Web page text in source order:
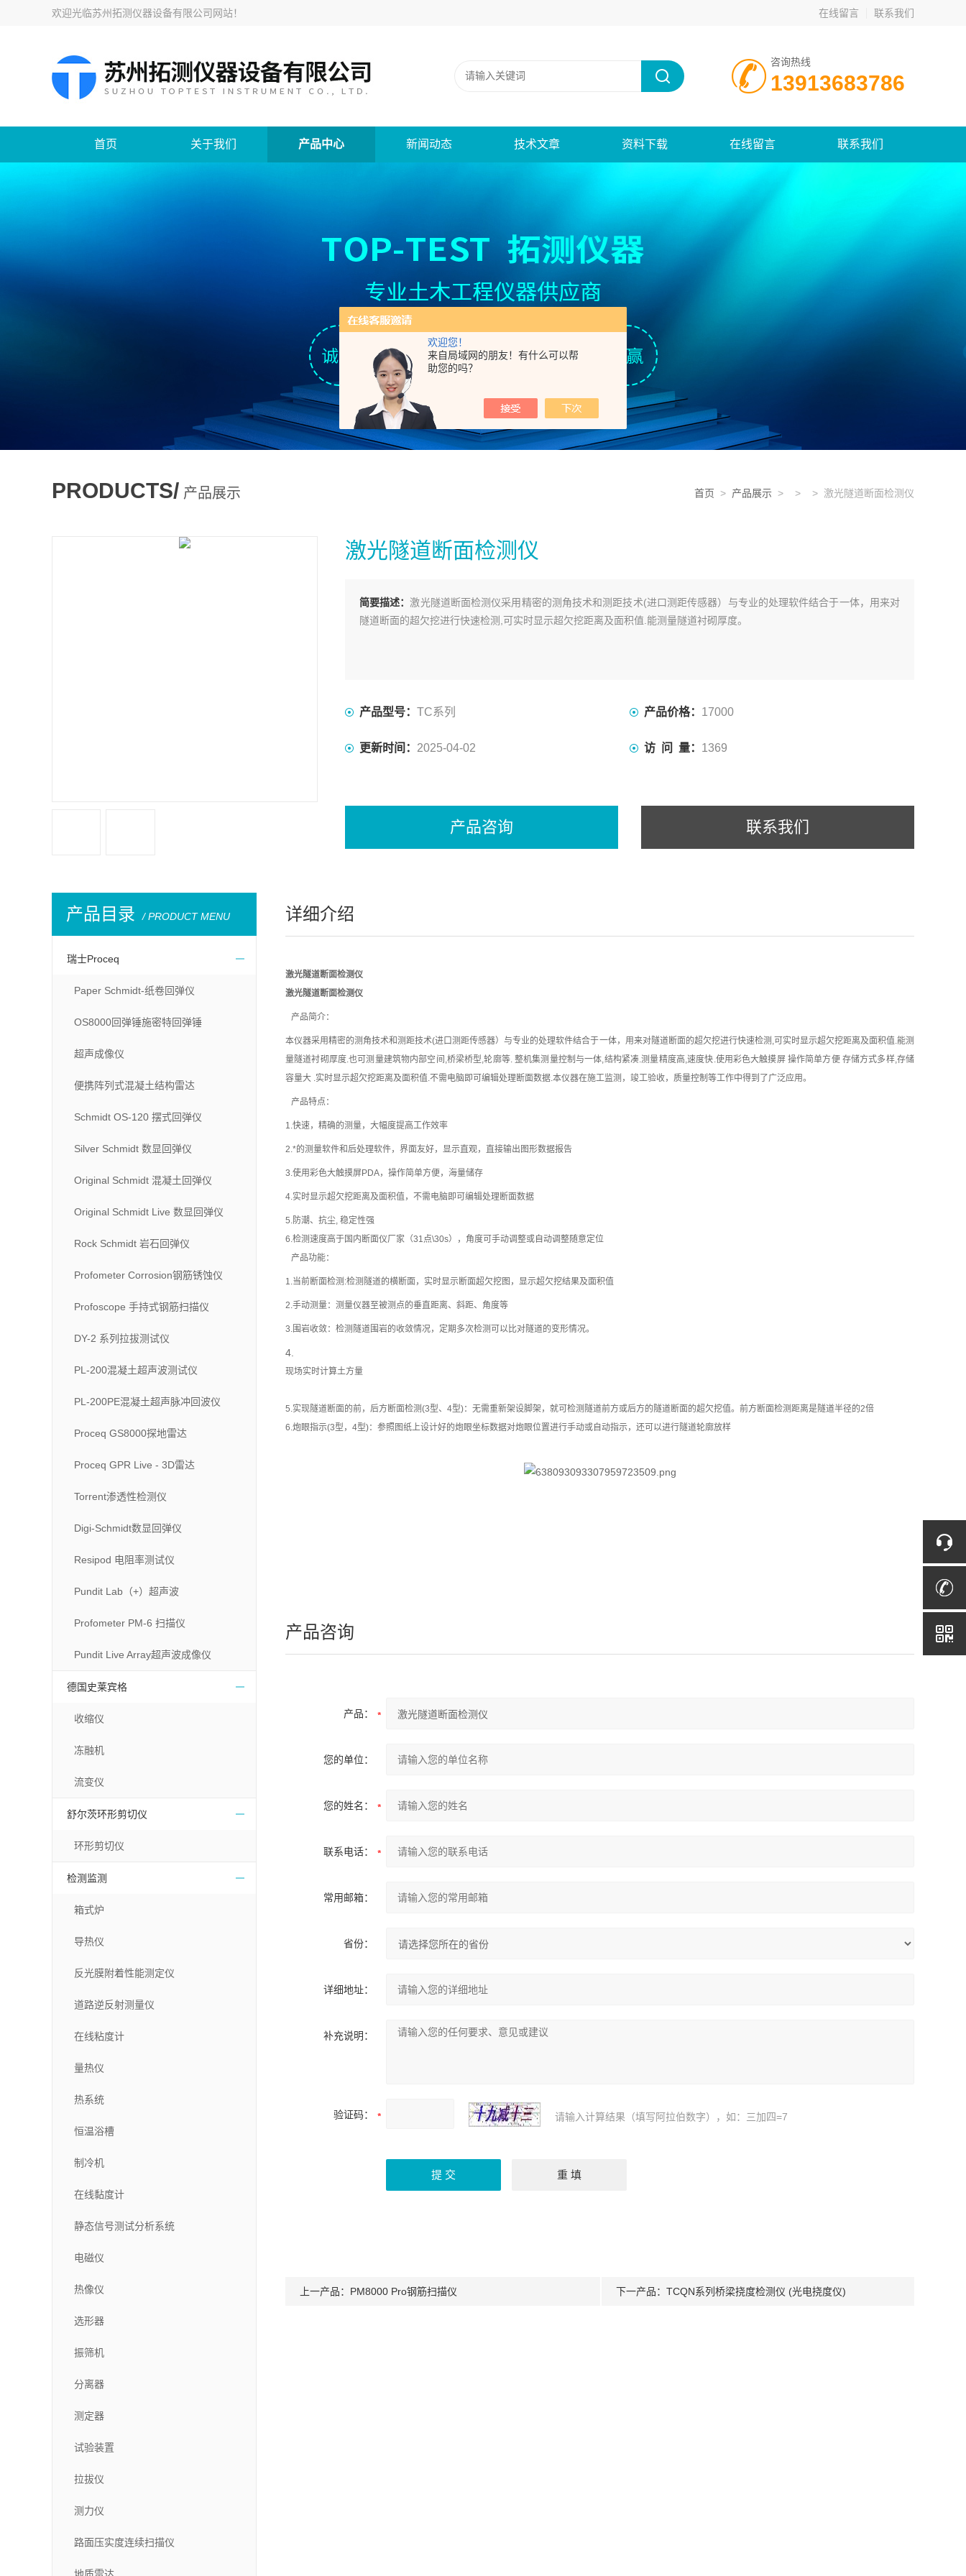
欢迎您！
来自局域网的朋友！有什么可以帮
助您的吗？
欢迎光临苏州拓测仪器设备有限公司网站！ 在线留言 联系我们
咨询热线
13913683786
首页 关于我们 产品中心 新闻动态 技术文章 资料下载 在线留言 联系我们
PRODUCTS/ 产品展示 首页 > 产品展示 > > > 激光隧道断面检测仪
激光隧道断面检测仪
简要描述： 激光隧道断面检测仪采用精密的测角技术和测距技术(进口测距传感器）与专业的处理软件结合于一体，用来对
隧道断面的超欠挖进行快速检测,可实时显示超欠挖距离及面积值.能测量隧道衬砌厚度。
产品型号： TC系列 产品价格： 17000
更新时间： 2025-04-02 访 问 量： 1369
产品咨询 联系我们
产品目录 / PRODUCT MENU
瑞士Proceq
Paper Schmidt-纸卷回弹仪
OS8000回弹锤施密特回弹锤
超声成像仪
便携阵列式混凝土结构雷达
Schmidt OS-120 摆式回弹仪
Silver Schmidt 数显回弹仪
Original Schmidt 混凝土回弹仪
Original Schmidt Live 数显回弹仪
Rock Schmidt 岩石回弹仪
Profometer Corrosion钢筋锈蚀仪
Profoscope 手持式钢筋扫描仪
DY-2 系列拉拔测试仪
PL-200混凝土超声波测试仪
PL-200PE混凝土超声脉冲回波仪
Proceq GS8000探地雷达
Proceq GPR Live - 3D雷达
Torrent渗透性检测仪
Digi-Schmidt数显回弹仪
Resipod 电阻率测试仪
Pundit Lab（+）超声波
Profometer PM-6 扫描仪
Pundit Live Array超声波成像仪
德国史莱宾格
收缩仪
冻融机
流变仪
舒尔茨环形剪切仪
环形剪切仪
检测监测
箱式炉
导热仪
反光膜附着性能测定仪
道路逆反射测量仪
在线粘度计
量热仪
热系统
恒温浴槽
制冷机
在线黏度计
静态信号测试分析系统
电磁仪
热像仪
选形器
振筛机
分离器
测定器
试验装置
拉拔仪
测力仪
路面压实度连续扫描仪
详细介绍
激光隧道断面检测仪
激光隧道断面检测仪
产品简介：
本仪器采用精密的测角技术和测距技术(进口测距传感器）与专业的处理软件结合于一体，用来对隧道断面的超欠挖进行快速检测,可实时显示超欠挖距离及面积值.能测
量隧道衬砌厚度.也可测量建筑物内部空间,桥梁桥型,轮廓等. 整机集测量控制与一体,结构紧凑.测量精度高,速度快.使用彩色大触摸屏 操作简单方便 存储方式多样,存储
容量大 .实时显示超欠挖距离及面积值.不需电脑即可编辑处理断面数据.本仪器在施工监测，竣工验收，质量控制等工作中得到了广泛应用。
产品特点：
1.快速，精确的测量，大幅度提高工作效率
2.*的测量软件和后处理软件，界面友好，显示直观，直接输出图形数据报告
3.使用彩色大触摸屏PDA，操作简单方便，海量储存
4.实时显示超欠挖距离及面积值，不需电脑即可编辑处理断面数据
5.防潮、抗尘, 稳定性强
6.检测速度高于国内断面仪厂家（31点\30s），角度可手动调整或自动调整随意定位
产品功能：
1.当前断面检测:检测隧道的横断面，实时显示断面超欠挖图，显示超欠挖结果及面积值
2.手动测量：测量仪器至被测点的垂直距离、斜距、角度等
3.围岩收敛：检测隧道围岩的收敛情况，定期多次检测可以比对隧道的变形情况。
4.
现场实时计算土方量
5.实现隧道断面的前，后方断面检测(3型、4型)：无需重新架设脚架，就可检测隧道前方或后方的隧道断面的超欠挖值。前方断面检测距离是隧道半径的2倍
6.炮眼指示(3型，4型)：参照图纸上设计好的炮眼坐标数据对炮眼位置进行手动或自动指示，还可以进行隧道轮廓放样
产品咨询
产品：
您的单位：
您的姓名：
联系电话：
常用邮箱：
省份：
详细地址：
补充说明：
验证码： 请输入计算结果（填写阿拉伯数字），如：三加四=7
上一产品： PM8000 Pro钢筋扫描仪 下一产品： TCQN系列桥梁挠度检测仪 (光电挠度仪)